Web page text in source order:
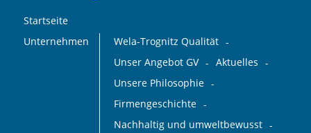
Startseite
Unternehmen
Wela-Trognitz Qualität
Unser Angebot GV
Aktuelles
Unsere Philosophie
Firmengeschichte
Nachhaltig und umweltbewusst